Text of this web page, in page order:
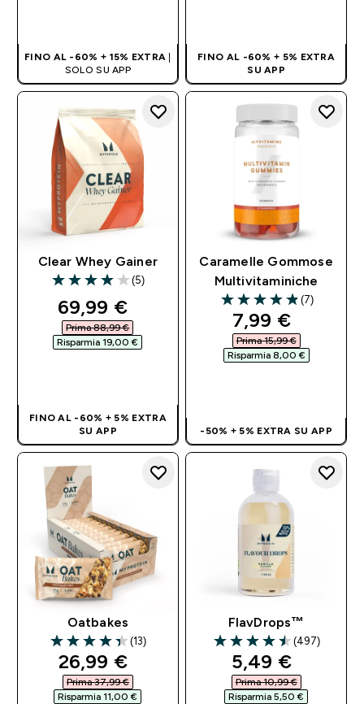
FINO AL -60% + 15% EXTRA
SOLO SU APP
FINO AL -60% + 5% EXTRA
SU APP
Clear Whey Gainer
4 out of 5 stars
(5)
discounted price
69,99 €‎
Prima 88,99 €‎
Risparmia 19,00 €‎
FINO AL -60% + 5% EXTRA
SU APP
Caramelle Gommose
Multivitaminiche
4.86 out of 5 stars
(7)
discounted
7,99 €‎
Prima 15,99 €‎
Risparmia 8,00 €‎
-50% + 5% EXTRA SU APP
Oatbakes
4.38 out of 5 stars
(13)
discounted price
26,99 €‎
Prima 37,99 €‎
Risparmia 11,00 €‎
FlavDrops™
4.51 out of 5 stars
(497)
discounted
5,49 €‎
Prima 10,99 €‎
Risparmia 5,50 €‎